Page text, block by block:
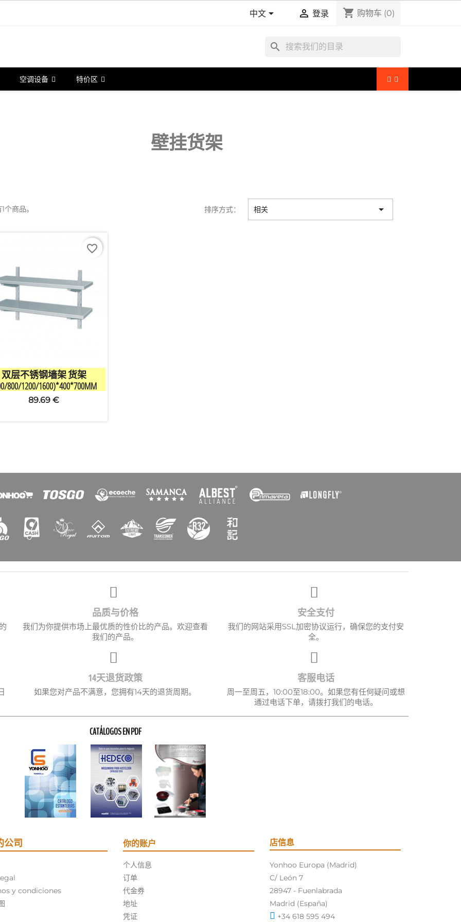
中文  登录 shopping_cart 购物车 (0)
search
空调设备 特价区
壁挂货架
个商品。 排序方式： 相关 
快速查看
双层不锈钢墙架 货架
800/1200/1600)*400*700MM
89.69 €
favorite_border
品质与价格
我们为你提供市场上最优质的性价比的产品。欢迎查看
我们的产品。
安全支付
我们的网站采用SSL加密协议运行，确保您的支付安
全。
14天退货政策
如果您对产品不满意，您拥有14天的退货周期。
客服电话
周一至周五，10:00至18:00。如果您有任何疑问或想
通过电话下单，请拨打我们的电话。
CATÁLOGOS EN PDF
公司
y condiciones
你的账户
个人信息
订单
代金券
地址
凭证
店信息
Yonhoo Europa (Madrid)
C/ León 7
28947 - Fuenlabrada
Madrid (España)
+34 618 595 494
×
取消 创建心愿单